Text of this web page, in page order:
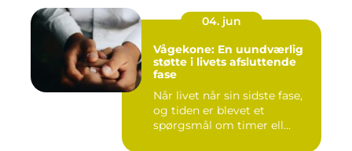
04. jun
Vågekone: En uundværlig
støtte i livets afsluttende
fase
Når livet når sin sidste fase,
og tiden er blevet et
spørgsmål om timer ell...